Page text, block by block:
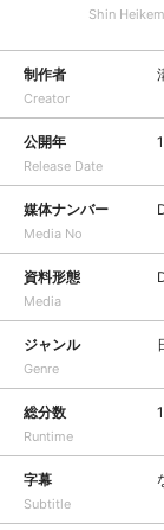
Shin
制作者
Creator
公開年
Release Date
媒体ナンバー
Media No
資料形態
Media
ジャンル
Genre
総分数
Runtime
字幕
Subtitle